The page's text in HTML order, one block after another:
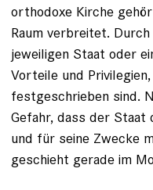
orthodoxe Kirche
Raum verbreitet.
jeweiligen Staat oder
Vorteile und
festgeschrieben sind.
Gefahr, dass der
und für seine Zwecke
geschieht gerade im